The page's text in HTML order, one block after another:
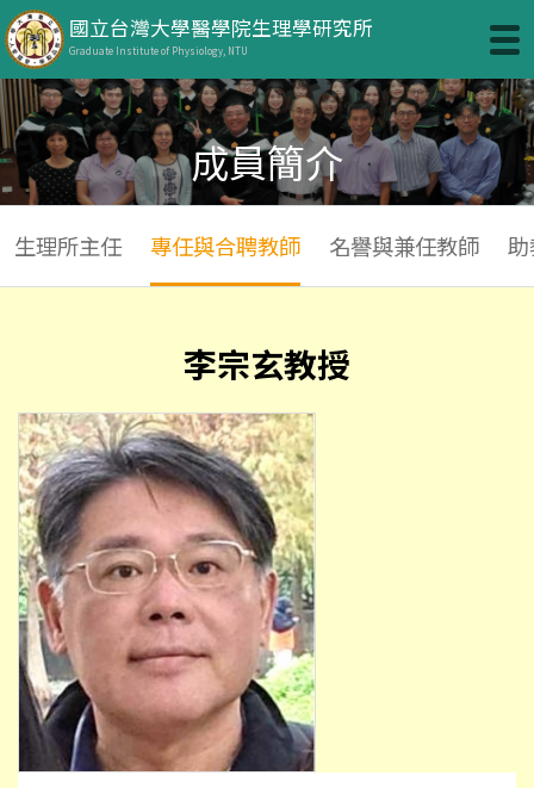
國立台灣大學醫學院生理學研究所
Graduate Institute of Physiology, NTU
成員簡介
生理所主任 專任與合聘教師 名譽與兼任教師
李宗玄教授